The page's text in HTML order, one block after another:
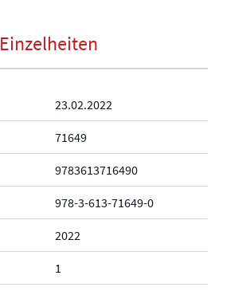
Einzelheiten
23.02.2022
71649
9783613716490
978-3-613-71649-0
2022
1